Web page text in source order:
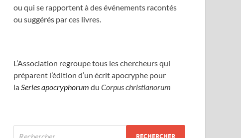
ou qui se rapportent à des événements racontés
ou suggérés par ces livres.
L’Association regroupe tous les chercheurs qui
préparent l’édition d’un écrit apocryphe pour
laSeries apocryphorum duCorpus christianorum